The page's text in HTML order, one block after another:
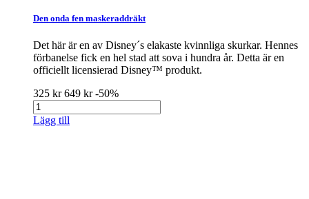
Den onda fen maskeraddräkt
Det här är en av Disney´s elakaste kvinnliga skurkar. Hennes
förbanelse fick en hel stad att sova i hundra år. Detta är en
officiellt licensierad Disney™ produkt.
325 kr649 kr-50%
Lägg till